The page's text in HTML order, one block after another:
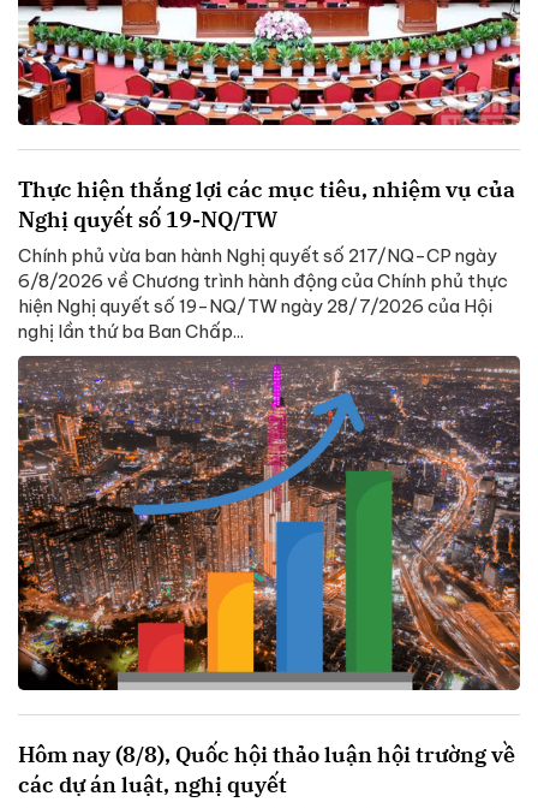
Thực hiện thắng lợi các mục tiêu, nhiệm vụ của
Nghị quyết số 19-NQ/TW
Chính phủ vừa ban hành Nghị quyết số 217/NQ-CP ngày
6/8/2026 về Chương trình hành động của Chính phủ thực
hiện Nghị quyết số 19-NQ/TW ngày 28/7/2026 của Hội
nghị lần thứ ba Ban Chấp...
Hôm nay (8/8), Quốc hội thảo luận hội trường về
các dự án luật, nghị quyết